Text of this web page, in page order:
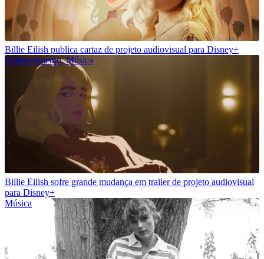
Billie Eilish publica cartaz de projeto audiovisual para Disney+
Entretenimento,Música
Billie Eilish sofre grande mudança em trailer de projeto audiovisual
para Disney+
Música